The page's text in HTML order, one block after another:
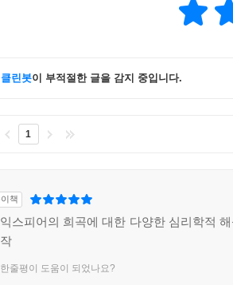
기, 그리고 극단적 상황에 처한 한 인간
피어의 작품은 최고의 심리학 교과서다!
스피어 심리학』은 심리학과 셰익스피
아내 그것만으로도 충분히 읽는 재미와
고 곁가지로 들려주는 흥미로운 사실들과
사와 탐구로 이루어졌는지를 증명한다.
클린봇이 부적절한 글을 감지 중입니다.
1
책
스피어의 희곡에 대한 다양한 심리학적
줄평이 도움이 되었나요?